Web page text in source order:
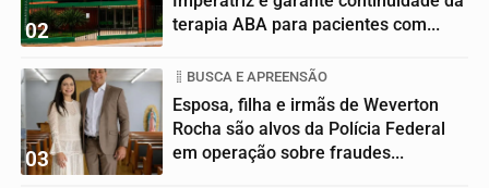
02
terapia ABA para pacientes com...
03
BUSCA E APREENSÃO
Esposa, filha e irmãs de Weverton
Rocha são alvos da Polícia Federal
em operação sobre fraudes...